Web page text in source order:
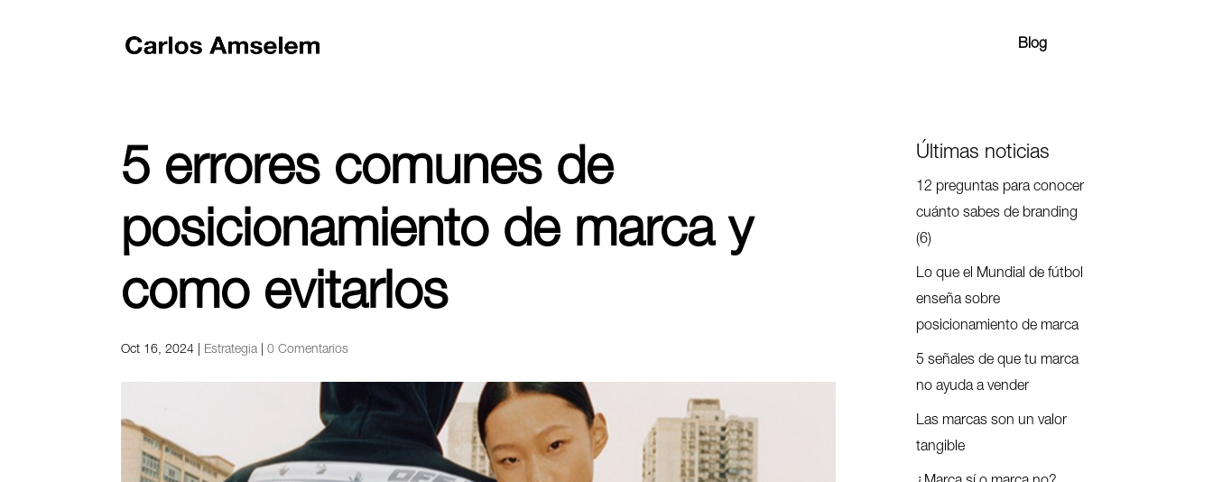
Blog
5 errores comunes de
posicionamiento de marca y
como evitarlos
Oct 16, 2024 Estrategia |0 Comentarios
Últimas noticias
12 preguntas para conocer
cuánto sabes de branding
(6)
Lo que el Mundial de fútbol
enseña sobre
posicionamiento de marca
5 señales de que tu marca
no ayuda a vender
Las marcas son un valor
tangible